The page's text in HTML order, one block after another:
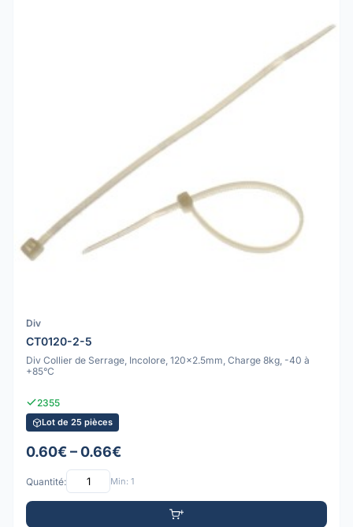
Div
CT0120-2-5
Div Collier de Serrage, Incolore, 120x2.5mm, Charge 8kg, -40 à
+85°C
2355
Lot de 25 pièces
0.60€ – 0.66€
Quantité: Min: 1